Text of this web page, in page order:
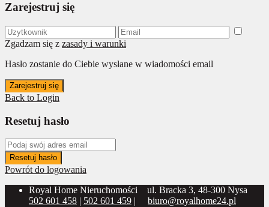
Zarejestruj się
Zgadzam się z zasady i warunki
Hasło zostanie do Ciebie wysłane w wiadomości email
Zarejestruj się
Back to Login
Resetuj hasło
Resetuj hasło
Powrót do logowania
Royal Home Nieruchomości
ul. Bracka 3, 48-300 Nysa
502 601 458 | 502 601 459 | biuro@royalhome24.pl